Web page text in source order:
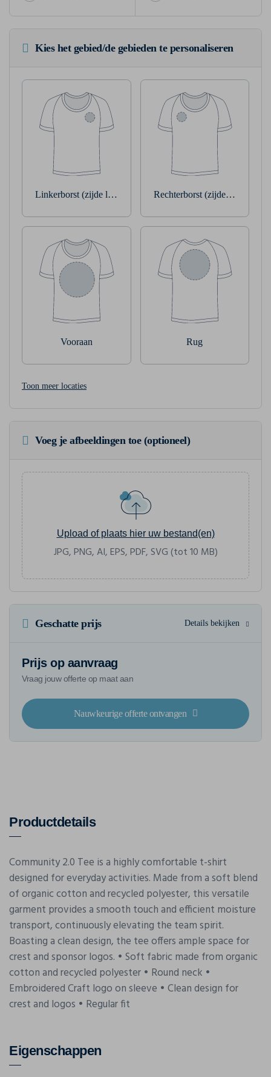
Kies het gebied/de gebieden te personaliseren
Linkerborst (zijde linkerarm) Rechterborst (zijde
Vooraan Rug
Toon meer locaties
Voeg je afbeeldingen toe (optioneel)
Upload of plaats hier uw bestand(en)
JPG, PNG, AI, EPS, PDF, SVG (tot 10 MB)
Geschatte prijs Details bekijken
Prijs op aanvraag
Vraag jouw offerte op maat aan
Nauwkeurige offerte ontvangen
Productdetails
Community 2.0 Tee is a highly comfortable t-shirt
designed for everyday activities. Made from a soft blend
of organic cotton and recycled polyester, this versatile
garment provides a smooth touch and efficient moisture
transport, continuously elevating the team spirit.
Boasting a clean design, the tee offers ample space for
crest and sponsor logos. • Soft fabric made from organic
cotton and recycled polyester • Round neck •
Embroidered Craft logo on sleeve • Clean design for
crest and logos • Regular fit
Eigenschappen